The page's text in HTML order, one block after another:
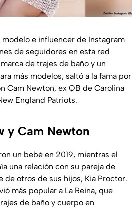
modelo e influencer de Instagram
de seguidores en esta red
de trajes de baño y un
más modelos, saltó a la fama por
Cam Newton, ex QB de Carolina
England Patriots.
y Cam Newton
un bebé en 2019, mientras el
una relación con su pareja de
de otros de sus hijos, Kia Proctor.
más popular a La Reina, que
de baño y cuerpo en